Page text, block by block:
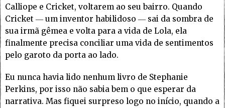
Calliope e Cricket, voltarem ao seu bairro. Quando
Cricket ― um inventor habilidoso ― sai da sombra de
sua irmã gêmea e volta para a vida de Lola, ela
finalmente precisa conciliar uma vida de sentimentos
pelo garoto da porta ao lado.
Eu nunca havia lido nenhum livro de Stephanie
Perkins, por isso não sabia bem o que esperar da
narrativa. Mas fiquei surpreso logo no início, quando a